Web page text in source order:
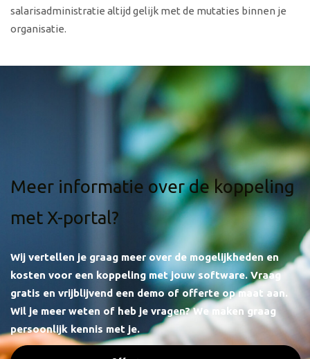
salarisadministratie altijd gelijk met de mutaties binnen je
organisatie.
Meer informatie over de koppeling
met X-portal?
Wij vertellen je graag meer over de mogelijkheden en
kosten voor een koppeling met jouw software.Vraag
gratis en vrijblijvend een demo of offerte op maat aan.
Wil je meer weten of heb je vragen? We maken graag
persoonlijk kennis met je.